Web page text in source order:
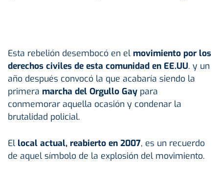
Esta rebelión desembocó en el movimiento por los
derechos civiles de esta comunidad en EE.UU. y un
año después convocó la que acabaría siendo la
primera marcha del Orgullo Gay para
conmemorar aquella ocasión y condenar la
brutalidad policial.
El local actual, reabierto en 2007, es un recuerdo
de aquel símbolo de la explosión del movimiento.